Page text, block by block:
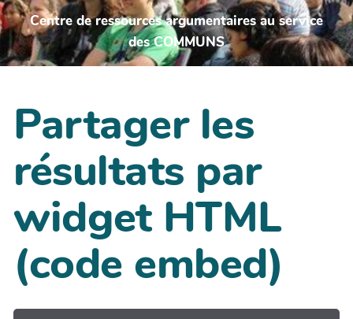
Centre de ressources argumentaires au service
des COMMUNS
Partager les
résultats par
widget HTML
(code embed)